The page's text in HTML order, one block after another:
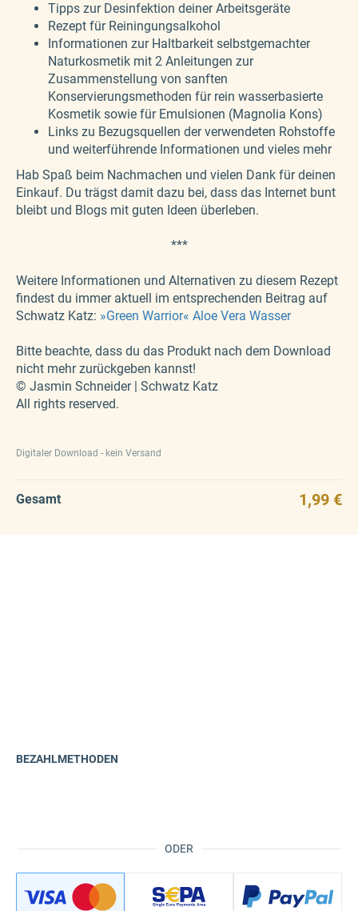
Tipps zur Desinfektion deiner Arbeitsgeräte
Rezept für Reiningungsalkohol
Informationen zur Haltbarkeit selbstgemachter
Naturkosmetik mit 2 Anleitungen zur
Zusammenstellung von sanften
Konservierungsmethoden für rein wasserbasierte
Kosmetik sowie für Emulsionen (Magnolia Kons)
Links zu Bezugsquellen der verwendeten Rohstoffe
und weiterführende Informationen und vieles mehr
Hab Spaß beim Nachmachen und vielen Dank für deinen
Einkauf. Du trägst damit dazu bei, dass das Internet bunt
bleibt und Blogs mit guten Ideen überleben.
***
Weitere Informationen und Alternativen zu diesem Rezept
findest du immer aktuell im entsprechenden Beitrag auf
Schwatz Katz: »Green Warrior« Aloe Vera Wasser
Bitte beachte, dass du das Produkt nach dem Download
nicht mehr zurückgeben kannst!
© Jasmin Schneider | Schwatz Katz
All rights reserved.
Digitaler Download - kein Versand
Gesamt 1,99 €
ODER
BEZAHLMETHODEN